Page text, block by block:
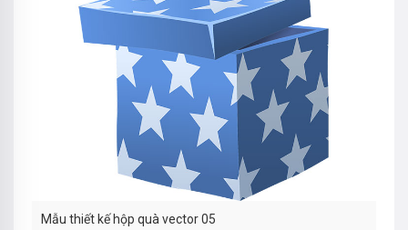
Mẫu thiết kế hộp quà vector 05